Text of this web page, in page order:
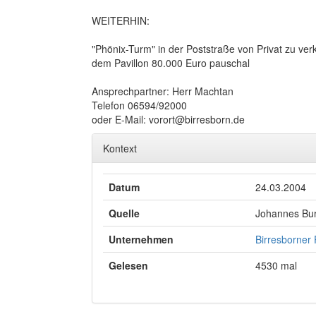
WEITERHIN:
"Phönix-Turm" in der Poststraße von Privat zu
dem Pavillon 80.000 Euro pauschal
Ansprechpartner: Herr Machtan
Telefon 06594/92000
oder E-Mail: vorort@birresborn.de
Kontext
Datum
24.03.2004
Quelle
Johannes
Unternehmen
Birresborner
Gelesen
4530 mal